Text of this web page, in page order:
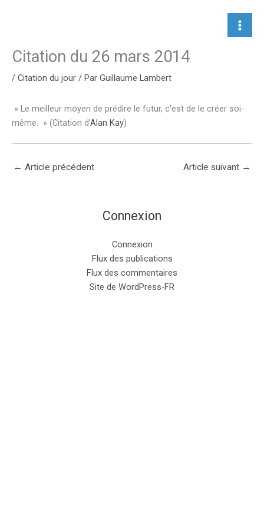
Citation du 26 mars 2014
/ Citation du jour / Par Guillaume Lambert
» Le meilleur moyen de prédire le futur, c’est de le créer soi-
même. » (Citation d’Alan Kay)
← Article précédent Article suivant →
Connexion
Connexion
Flux des publications
Flux des commentaires
Site de WordPress-FR